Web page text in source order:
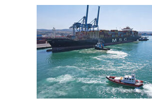
TURISMO
NAUTICA